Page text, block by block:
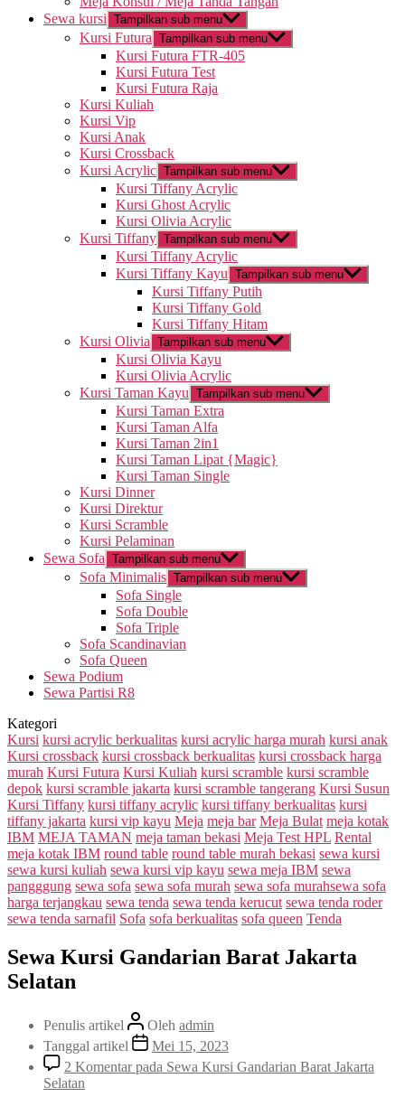
Sewa kursi Tampilkan sub menu
Kursi Futura Tampilkan sub menu
Kursi Futura FTR-405
Kursi Futura Test
Kursi Futura Raja
Kursi Kuliah
Kursi Vip
Kursi Anak
Kursi Crossback
Kursi Acrylic Tampilkan sub menu
Kursi Tiffany Acrylic
Kursi Ghost Acrylic
Kursi Olivia Acrylic
Kursi Tiffany Tampilkan sub menu
Kursi Tiffany Acrylic
Kursi Tiffany Kayu Tampilkan sub menu
Kursi Tiffany Putih
Kursi Tiffany Gold
Kursi Tiffany Hitam
Kursi Olivia Tampilkan sub menu
Kursi Olivia Kayu
Kursi Olivia Acrylic
Kursi Taman Kayu Tampilkan sub menu
Kursi Taman Extra
Kursi Taman Alfa
Kursi Taman 2in1
Kursi Taman Lipat {Magic}
Kursi Taman Single
Kursi Dinner
Kursi Direktur
Kursi Scramble
Kursi Pelaminan
Sewa Sofa Tampilkan sub menu
Sofa Minimalis Tampilkan sub menu
Sofa Single
Sofa Double
Sofa Triple
Sofa Scandinavian
Sofa Queen
Sewa Podium
Sewa Partisi R8
Kategori
Kursi kursi acrylic berkualitas kursi acrylic harga murah kursi anak
Kursi crossback kursi crossback berkualitas kursi crossback harga
murah Kursi Futura Kursi Kuliah kursi scramble kursi scramble
depok kursi scramble jakarta kursi scramble tangerang Kursi Susun
Kursi Tiffany kursi tiffany acrylic kursi tiffany berkualitas kursi
tiffany jakarta kursi vip kayu Meja meja bar Meja Bulat meja kotak
IBM MEJA TAMAN meja taman bekasi Meja Test HPL Rental
meja kotak IBM round table round table murah bekasi sewa kursi
sewa kursi kuliah sewa kursi vip kayu sewa meja IBM sewa
pangggung sewa sofa sewa sofa murah sewa sofa murahsewa sofa
harga terjangkau sewa tenda sewa tenda kerucut sewa tenda roder
sewa tenda sarnafil Sofa sofa berkualitas sofa queen Tenda
Sewa Kursi Gandarian Barat Jakarta
Selatan
Penulis artikel Oleh admin
Tanggal artikel
Mei 15, 2023
2 Komentarpada Sewa Kursi Gandarian Barat Jakarta
Selatan